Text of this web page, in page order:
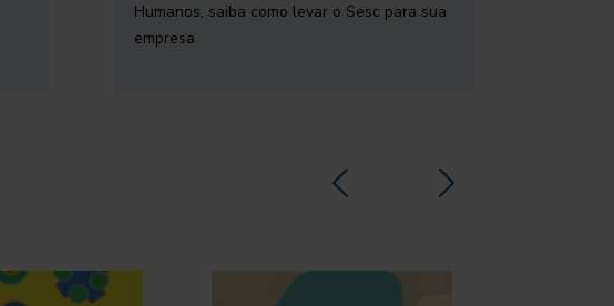
Humanos, saiba como levar o Sesc para sua
empresa